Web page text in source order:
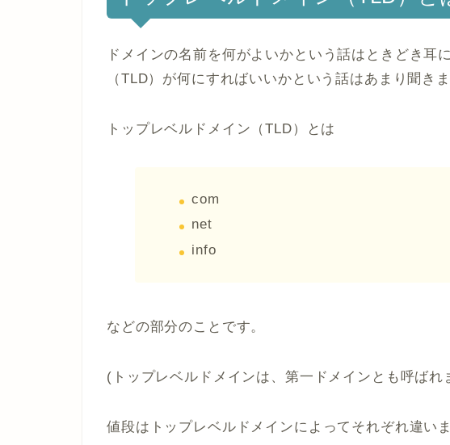
ドメインの名前を何がよいかという話はときどき耳
（TLD）が何にすればいいかという話はあまり聞きま
トップレベルドメイン（TLD）とは
com
net
info
などの部分のことです。
(トップレベルドメインは、第一ドメインとも呼ばれ
値段はトップレベルドメインによってそれぞれ違いま